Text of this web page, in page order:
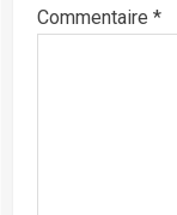
Commentaire *